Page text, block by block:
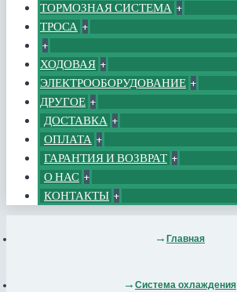
ТОРМОЗНАЯ СИСТЕМА +
ТРОСА +
+
ХОДОВАЯ +
ЭЛЕКТРООБОРУДОВАНИЕ +
ДРУГОЕ +
ДОСТАВКА +
ОПЛАТА +
ГАРАНТИЯ И ВОЗВРАТ +
О НАС +
КОНТАКТЫ +
Главная
Система охлаждения